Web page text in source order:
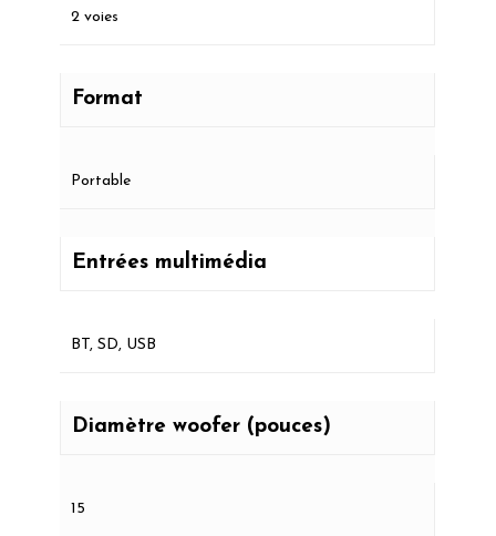
2 voies
Format
Portable
Entrées multimédia
BT, SD, USB
Diamètre woofer (pouces)
15